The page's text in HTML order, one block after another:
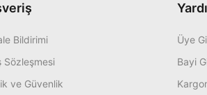
Bildirimi
Sözleşmesi
ve Güvenlik
Üye
Bayi